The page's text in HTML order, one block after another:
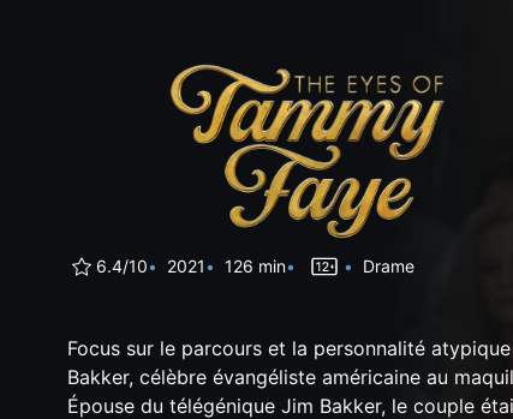
6.4/10 2021 126 min Drame
Focus sur le parcours et la personnalité
Bakker, célèbre évangéliste américaine au
Épouse du télégénique Jim Bakker, le couple